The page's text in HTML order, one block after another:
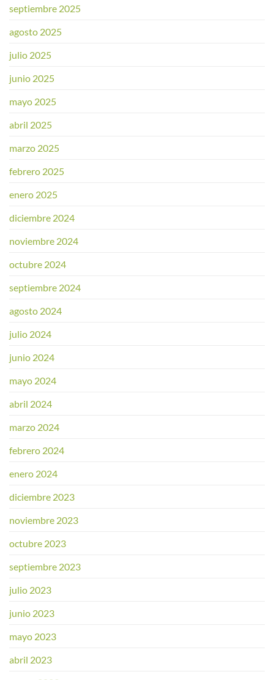
septiembre 2025
agosto 2025
julio 2025
junio 2025
mayo 2025
abril 2025
marzo 2025
febrero 2025
enero 2025
diciembre 2024
noviembre 2024
octubre 2024
septiembre 2024
agosto 2024
julio 2024
junio 2024
mayo 2024
abril 2024
marzo 2024
febrero 2024
enero 2024
diciembre 2023
noviembre 2023
octubre 2023
septiembre 2023
julio 2023
junio 2023
mayo 2023
abril 2023